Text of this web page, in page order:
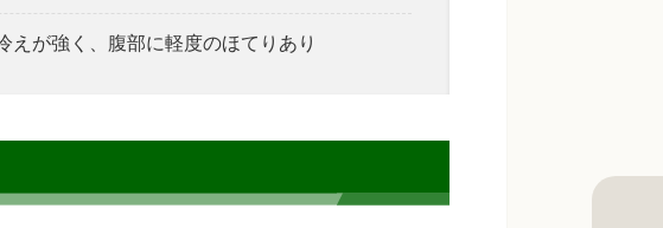
えが強く、腹部に軽度のほてりあり